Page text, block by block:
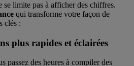
limite pas à afficher des chiffres.
qui transforme votre façon de
clés :
plus rapides et éclairées
passez des heures à compiler des